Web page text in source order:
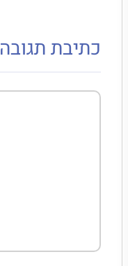
כתיבת תגובה
תגובה